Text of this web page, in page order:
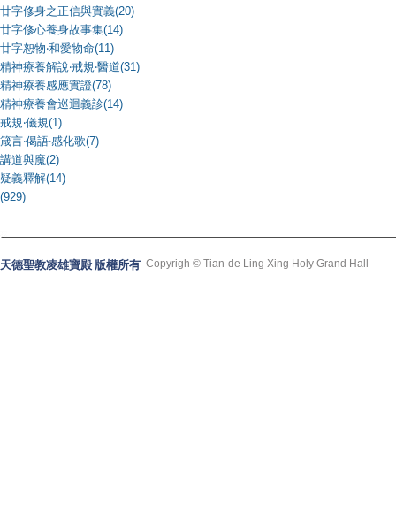
廿字修身之正信與實義(20)
廿字修心養身故事集(14)
廿字恕物‧和愛物命(11)
精神療養解說‧戒規‧醫道(31)
精神療養感應實證(78)
精神療養會巡迴義診(14)
戒規‧儀規(1)
箴言‧偈語‧感化歌(7)
講道與魔(2)
疑義釋解(14)
(929)
天德聖教凌雄寶殿 版權所有 Copyrigh © Tian-de Ling Xing Holy Grand Hall